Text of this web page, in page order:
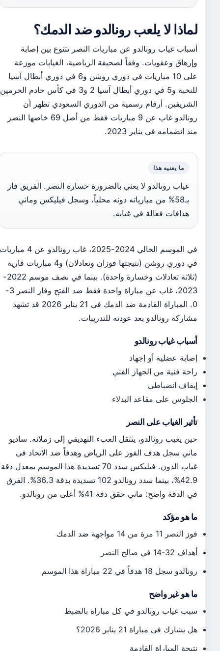
لماذا لا يلعب رونالدو ضد الدمك؟
أسباب غياب رونالدو عن مباريات النصر تتنوع بين إصابة
وإرهاق وعقوبات. وفقاً لصحيفة الرياضية، الغيابات موزعة
على 10 مباريات في دوري روشن و6 في دوري أبطال آسيا
للنخبة و5 في دوري أبطال آسيا 2 و3 في كأس خادم الحرمين
الشريفين. أرقام رسمية من الدوري السعودي تظهر أن
رونالدو غاب عن 9 مباريات فقط من أصل 69 خاضها النصر
منذ انضمامه في يناير 2023.
ما يعنيه هذا
غياب رونالدو لا يعني بالضرورة خسارة النصر. الفريق فاز
بـ58% من مبارياته دونه محلياً، وسجل فيليكس وماني
هدافات فعالة في غيابه.
في الموسم الحالي 2024-2025، غاب رونالدو عن 4 مباريات
في دوري روشن (نتيجتها فوزان وتعادلان) و4 مباريات قارية
(ثلاثة تعادلات وخسارة واحدة). بينما في نصف موسم 2022-
0. المباراة القادمة ضد الدمك في 21 يناير 2026 قد تشهد
مشاركة رونالدو بعد عودته للتدريبات.
أسباب غياب رونالدو
إصابة عضلية أو إجهاد
راحة فنية من الجهاز الفني
إيقاف انضباطي
الجلوس على مقاعد البدلاء
تأثير الغياب على النصر
حين يغيب رونالدو، ينتقل العبء التهديفي إلى زملائه. ساديو
ماني سجل هدف الفوز على الرياض وهدفاً ضد الاتحاد في
غياب الدون. فيليكس سدد 70 تسديدة هذا الموسم بمعدل دقة
42.9%، بينما سدد رونالدو 102 تسديدة بدقة 36.3%. الفرق
في الدقة واضح: ماني حقق دقة 41% أعلى من رونالدو.
ما هو مؤكد
فوز النصر 11 مرة من 14 مواجهة ضد الدمك
أهداف 32-14 في صالح النصر
رونالدو سجل 18 هدفاً في 22 مباراة هذا الموسم
ما هو غير واضح
سبب غياب رونالدو في كل مباراة بالضبط
هل يشارك في مباراة 21 يناير 2026؟
نتيجة المباراة القادمة